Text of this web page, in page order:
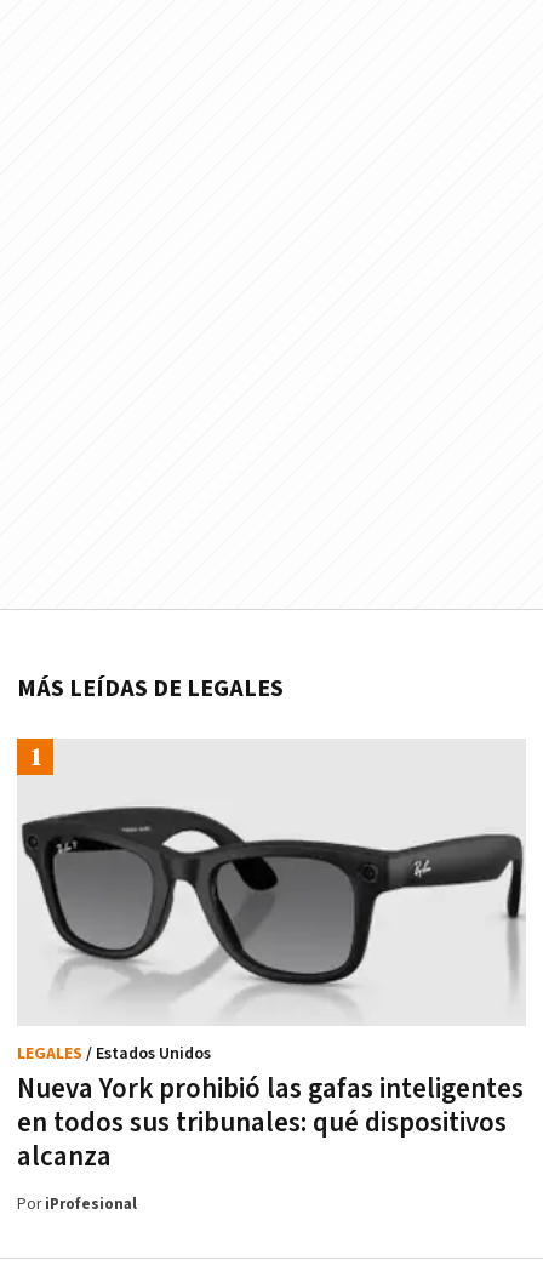
MÁS LEÍDAS DE LEGALES
Nueva York prohibió las gafas inteligentes
en todos sus tribunales: qué dispositivos
alcanza
LEGALES / Estados Unidos
PoriProfesional